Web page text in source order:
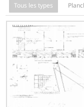
Tous les types